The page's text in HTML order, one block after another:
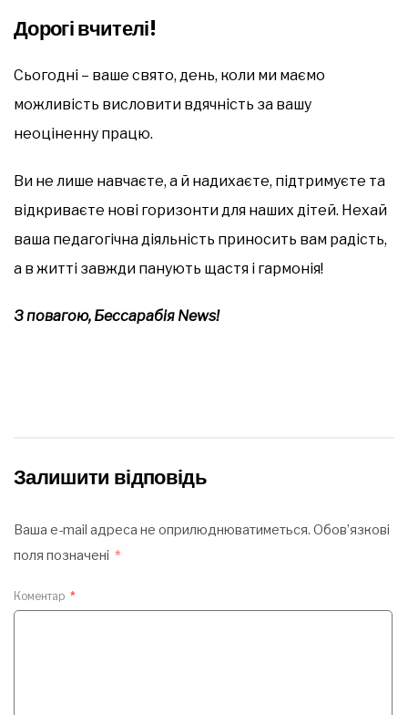
Дорогі вчителі!
Сьогодні – ваше свято, день, коли ми маємо
можливість висловити вдячність за вашу
неоціненну працю.
Ви не лише навчаєте, а й надихаєте, підтримуєте та
відкриваєте нові горизонти для наших дітей. Нехай
ваша педагогічна діяльність приносить вам радість,
а в житті завжди панують щастя і гармонія!
З повагою, Бессарабія News!
Залишити відповідь
Ваша e-mail адреса не оприлюднюватиметься. Обов’язкові
поля позначені *
Коментар *